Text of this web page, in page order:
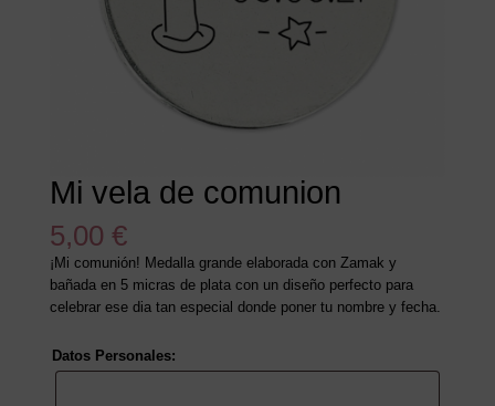
Mi vela de comunion
5,00 €
¡Mi comunión! Medalla grande elaborada con Zamak y
bañada en 5 micras de plata con un diseño perfecto para
celebrar ese dia tan especial donde poner tu nombre y fecha.
Datos Personales: